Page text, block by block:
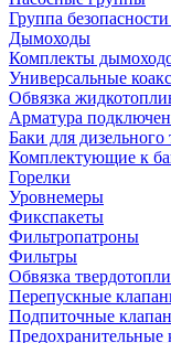
Группа безопасности
Дымоходы
Комплекты
Универсальные
Обвязка
Арматура
Баки для дизельного
Комплектующие к
Горелки
Уровнемеры
Фикспакеты
Фильтропатроны
Фильтры
Обвязка
Перепускные
Подпиточные
Предохранительные